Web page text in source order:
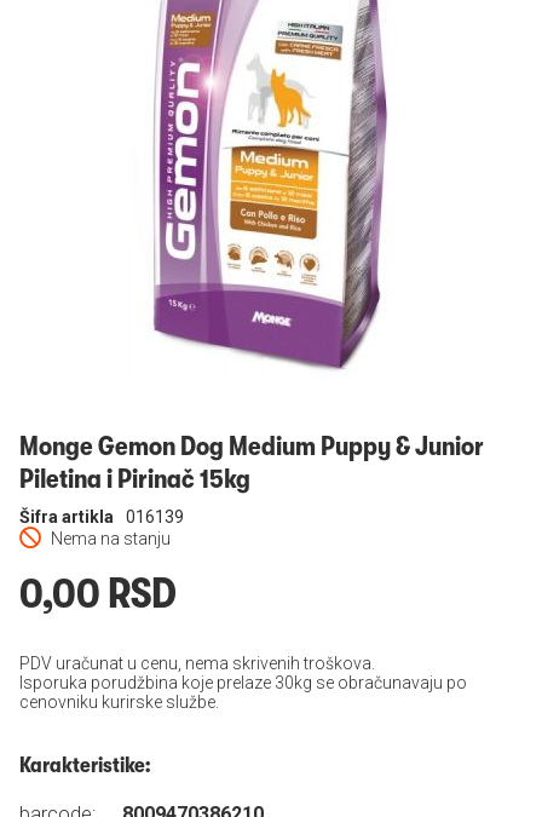
Monge Gemon Dog Medium Puppy & Junior
Piletina i Pirinač 15kg
Nema na stanju
Šifra artikla 016139
0,00 RSD
PDV uračunat u cenu, nema skrivenih troškova.
Isporuka porudžbina koje prelaze 30kg se obračunavaju po
cenovniku kurirske službe.
Karakteristike: